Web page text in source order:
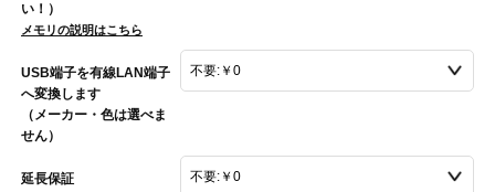
い！）
メモリの説明はこちら
USB端子を有線LAN端子
へ変換します
（メーカー・色は選べま
せん）
延長保証